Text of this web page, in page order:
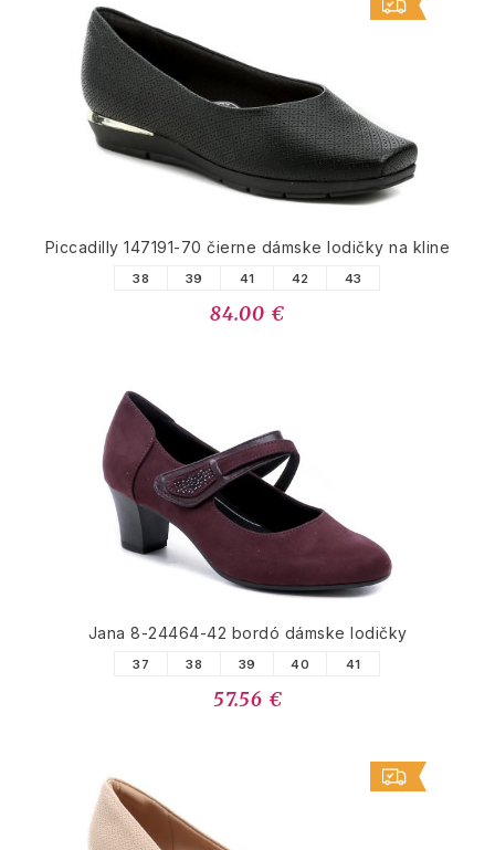
Piccadilly 147191-70 čierne dámske lodičky na kline
38 39 41 42 43
84.00 €
Jana 8-24464-42 bordó dámske lodičky
37 38 39 40 41
57.56 €